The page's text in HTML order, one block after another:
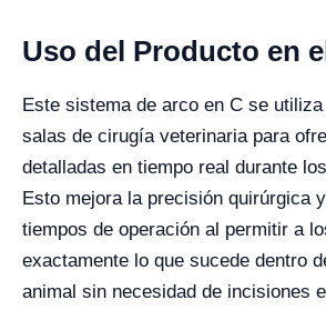
Uso del Producto en
Este sistema de arco en C se
salas de cirugía veterinaria para
detalladas en tiempo real durante
Esto mejora la precisión quirúrgica
tiempos de operación al permitir a
exactamente lo que sucede dentro
animal sin necesidad de incisiones